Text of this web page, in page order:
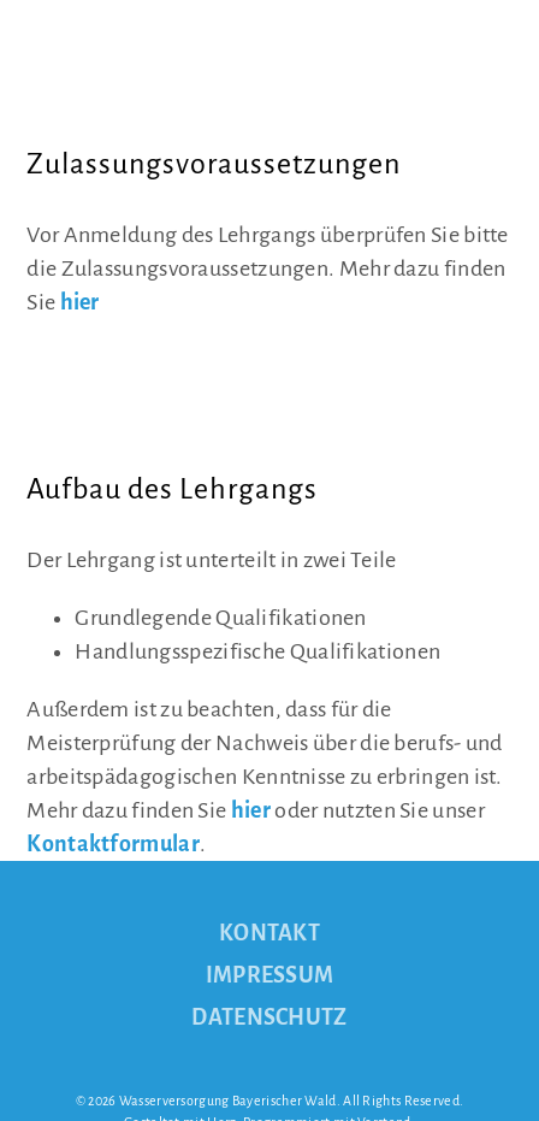
Zulassungsvoraussetzungen
Vor Anmeldung des Lehrgangs überprüfen Sie bitte
die Zulassungsvoraussetzungen. Mehr dazu finden
Sie hier
Aufbau des Lehrgangs
Der Lehrgang ist unterteilt in zwei Teile
Grundlegende Qualifikationen
Handlungsspezifische Qualifikationen
Außerdem ist zu beachten, dass für die
Meisterprüfung der Nachweis über die berufs- und
arbeitspädagogischen Kenntnisse zu erbringen ist.
Mehr dazu finden Sie hieroder nutzten Sie unser
Kontaktformular.
KONTAKT
IMPRESSUM
DATENSCHUTZ
© 2026 Wasserversorgung Bayerischer Wald. All Rights Reserved.